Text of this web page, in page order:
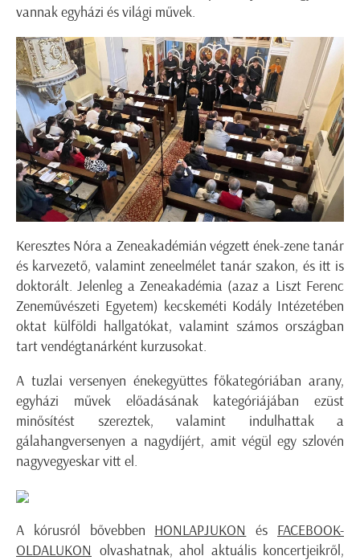
vannak egyházi és világi művek.
Keresztes Nóra a Zeneakadémián végzett ének-zene tanár
és karvezető, valamint zeneelmélet tanár szakon, és itt is
doktorált. Jelenleg a Zeneakadémia (azaz a Liszt Ferenc
Zeneművészeti Egyetem) kecskeméti Kodály Intézetében
oktat külföldi hallgatókat, valamint számos országban
tart vendégtanárként kurzusokat.
A tuzlai versenyen énekegyüttes főkategóriában arany,
egyházi művek előadásának kategóriájában ezüst
minősítést szereztek, valamint indulhattak a
gálahangversenyen a nagydíjért, amit végül egy szlovén
nagyvegyeskar vitt el.
A kórusról bővebben HONLAPJUKON és FACEBOOK-
OLDALUKON olvashatnak, ahol aktuális koncertjeikről,